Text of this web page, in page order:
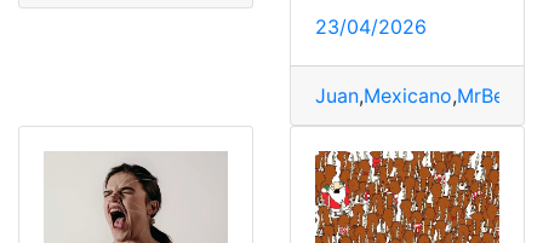
23/04/2026
Juan,Mexicano,MrBeast